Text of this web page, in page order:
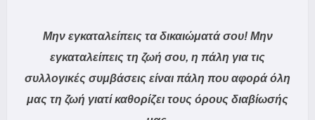
Μην εγκαταλείπεις τα δικαιώματά σου! Μην
εγκαταλείπεις τη ζωή σου, η πάλη για τις
συλλογικές συμβάσεις είναι πάλη που αφορά όλη
μας τη ζωή γιατί καθορίζει τους όρους διαβίωσής